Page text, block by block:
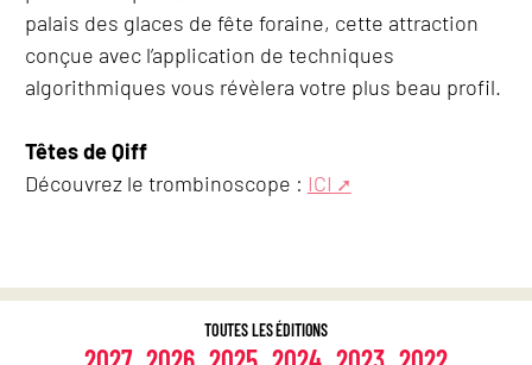
palais des glaces de fête foraine, cette attraction
conçue avec l’application de techniques
algorithmiques vous révèlera votre plus beau profil.
Têtes de Qiff
Découvrez le trombinoscope : ICI
TOUTES LES ÉDITIONS